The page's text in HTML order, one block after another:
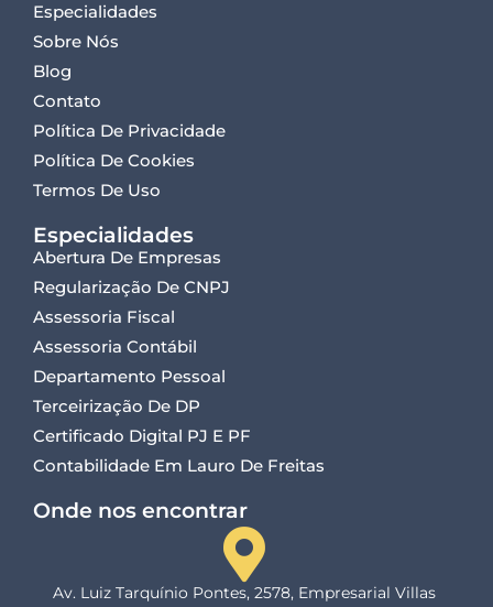
Especialidades
Sobre Nós
Blog
Contato
Política De Privacidade
Política De Cookies
Termos De Uso
Especialidades
Abertura De Empresas
Regularização De CNPJ
Assessoria Fiscal
Assessoria Contábil
Departamento Pessoal
Terceirização De DP
Certificado Digital PJ E PF
Contabilidade Em Lauro De Freitas
Onde nos encontrar
Av. Luiz Tarquínio Pontes, 2578, Empresarial Villas